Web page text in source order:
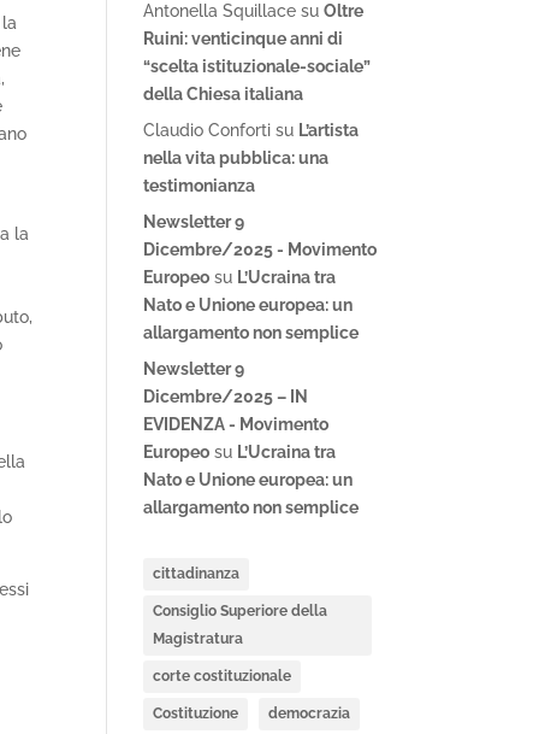
la
Antonella Squillace suOltre
Ruini: venticinque anni di
“scelta istituzionale-sociale”
della Chiesa italiana
Claudio Conforti su L’artista
nella vita pubblica: una
testimonianza
Newsletter 9
Dicembre/2025 - Movimento
Europeo su L’Ucraina tra
Nato e Unione europea: un
allargamento non semplice
Newsletter 9
Dicembre/2025 – IN
EVIDENZA - Movimento
Europeo su L’Ucraina tra
Nato e Unione europea: un
allargamento non semplice
cittadinanza
Consiglio Superiore della
Magistratura
corte costituzionale
Costituzione democrazia